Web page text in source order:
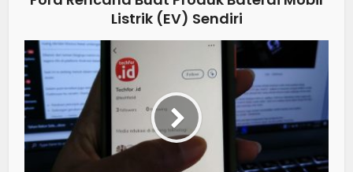
Listrik (EV) Sendiri